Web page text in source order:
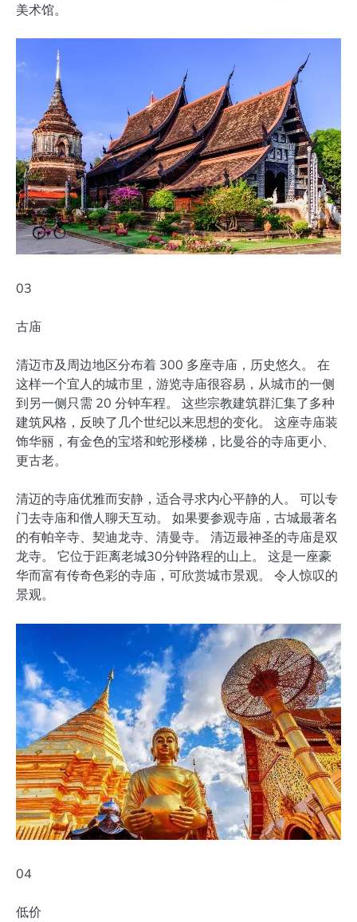
美术馆。
03
古庙
清迈市及周边地区分布着 300 多座寺庙，历史悠久。 在
这样一个宜人的城市里，游览寺庙很容易，从城市的一侧
到另一侧只需 20 分钟车程。 这些宗教建筑群汇集了多种
建筑风格，反映了几个世纪以来思想的变化。 这座寺庙装
饰华丽，有金色的宝塔和蛇形楼梯，比曼谷的寺庙更小、
更古老。
清迈的寺庙优雅而安静，适合寻求内心平静的人。 可以专
门去寺庙和僧人聊天互动。 如果要参观寺庙，古城最著名
的有帕辛寺、契迪龙寺、清曼寺。 清迈最神圣的寺庙是双
龙寺。 它位于距离老城30分钟路程的山上。 这是一座豪
华而富有传奇色彩的寺庙，可欣赏城市景观。 令人惊叹的
景观。
04
低价